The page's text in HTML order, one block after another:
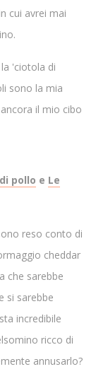
cui avrei mai
'ciotola di
sono la mia
il mio cibo
pollo e Le
reso conto di
cheddar
che sarebbe
si sarebbe
incredibile
ricco di
annusarlo?